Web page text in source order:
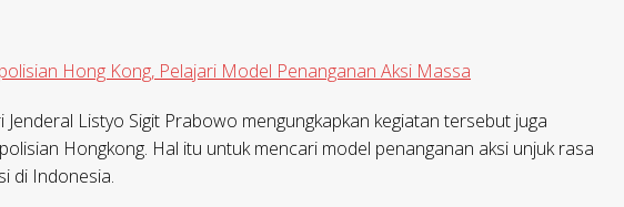
Hong Kong, Pelajari Model Penanganan Aksi Massa
Jenderal Listyo Sigit Prabowo mengungkapkan kegiatan tersebut juga
Hongkong. Hal itu untuk mencari model penanganan aksi unjuk rasa
di Indonesia.